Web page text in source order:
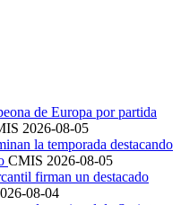
de Europa por partida
2026-08-05
la temporada destacando
CMIS 2026-08-05
firman un destacado
08-04